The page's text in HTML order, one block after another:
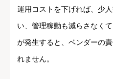
運用コストを下げれば、少
い、管理稼動も減らさなく
が発生すると、ベンダーの
れません。